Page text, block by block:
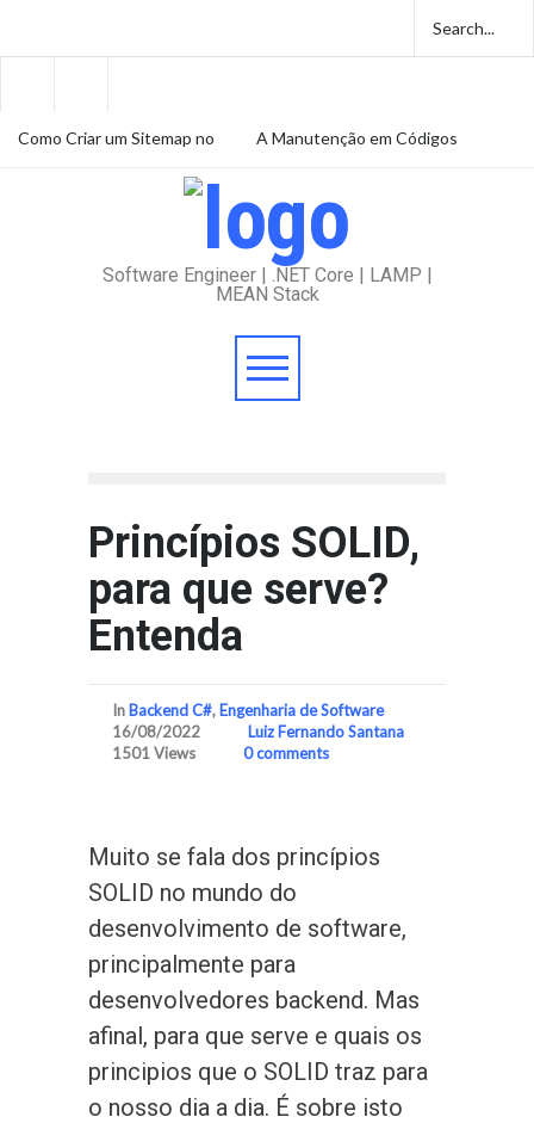
Como Criar um Sitemap no
A Manutenção em Códigos
Amazon e volta ao trabalho
Software Engineer | .NET Core | LAMP |
MEAN Stack
Princípios SOLID,
para que serve?
Entenda
In Backend C#, Engenharia de Software
16/08/2022
Luiz Fernando Santana
1501 Views
0 comments
Muito se fala dos princípios
SOLID no mundo do
desenvolvimento de software,
principalmente para
desenvolvedores backend. Mas
afinal, para que serve e quais os
principios que o SOLID traz para
o nosso dia a dia. É sobre isto